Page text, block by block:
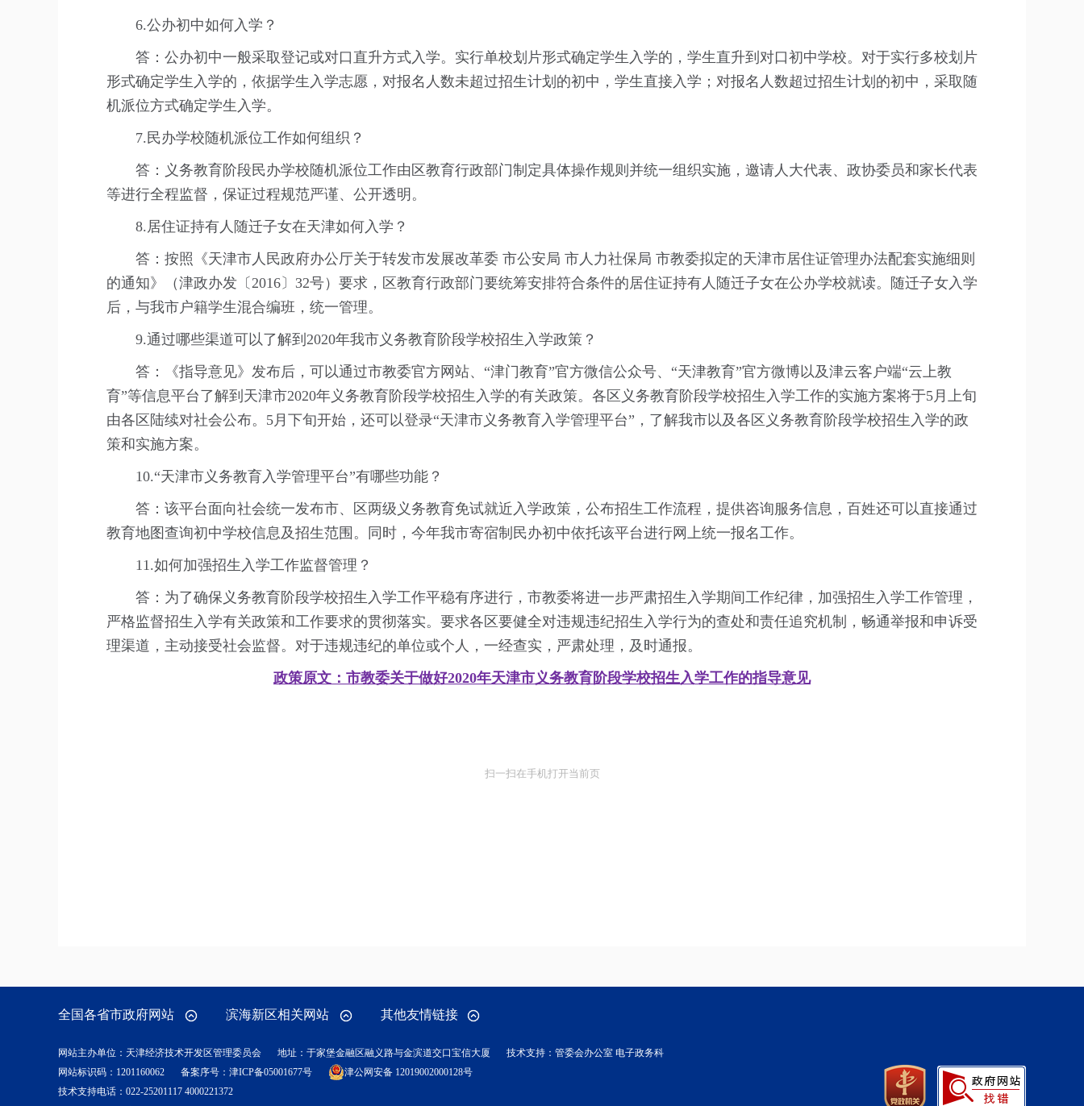
6.公办初中如何入学？
答：公办初中一般采取登记或对口直升方式入学。实行单校划片形式确定学生入学的，学生直升到对口初中学校。对于实行多校划片
形式确定学生入学的，依据学生入学志愿，对报名人数未超过招生计划的初中，学生直接入学；对报名人数超过招生计划的初中，采取随
机派位方式确定学生入学。
7.民办学校随机派位工作如何组织？
答：义务教育阶段民办学校随机派位工作由区教育行政部门制定具体操作规则并统一组织实施，邀请人大代表、政协委员和家长代表
等进行全程监督，保证过程规范严谨、公开透明。
8.居住证持有人随迁子女在天津如何入学？
答：按照《天津市人民政府办公厅关于转发市发展改革委 市公安局 市人力社保局 市教委拟定的天津市居住证管理办法配套实施细则
的通知》（津政办发〔2016〕32号）要求，区教育行政部门要统筹安排符合条件的居住证持有人随迁子女在公办学校就读。随迁子女入学
后，与我市户籍学生混合编班，统一管理。
9.通过哪些渠道可以了解到2020年我市义务教育阶段学校招生入学政策？
答：《指导意见》发布后，可以通过市教委官方网站、“津门教育”官方微信公众号、“天津教育”官方微博以及津云客户端“云上教
育”等信息平台了解到天津市2020年义务教育阶段学校招生入学的有关政策。各区义务教育阶段学校招生入学工作的实施方案将于5月上旬
由各区陆续对社会公布。5月下旬开始，还可以登录“天津市义务教育入学管理平台”，了解我市以及各区义务教育阶段学校招生入学的政
策和实施方案。
10.“天津市义务教育入学管理平台”有哪些功能？
答：该平台面向社会统一发布市、区两级义务教育免试就近入学政策，公布招生工作流程，提供咨询服务信息，百姓还可以直接通过
教育地图查询初中学校信息及招生范围。同时，今年我市寄宿制民办初中依托该平台进行网上统一报名工作。
11.如何加强招生入学工作监督管理？
答：为了确保义务教育阶段学校招生入学工作平稳有序进行，市教委将进一步严肃招生入学期间工作纪律，加强招生入学工作管理，
严格监督招生入学有关政策和工作要求的贯彻落实。要求各区要健全对违规违纪招生入学行为的查处和责任追究机制，畅通举报和申诉受
理渠道，主动接受社会监督。对于违规违纪的单位或个人，一经查实，严肃处理，及时通报。
政策原文：市教委关于做好2020年天津市义务教育阶段学校招生入学工作的指导意见
扫一扫在手机打开当前页
全国各省市政府网站 滨海新区相关网站 其他友情链接
网站主办单位：天津经济技术开发区管理委员会 地址：于家堡金融区融义路与金滨道交口宝信大厦
技术支持：管委会办公室 电子政务科
网站标识码：1201160062
备案序号： 津ICP备05001677号
津公网安备 12019002000128号
技术支持电话：022-25201117 4000221372